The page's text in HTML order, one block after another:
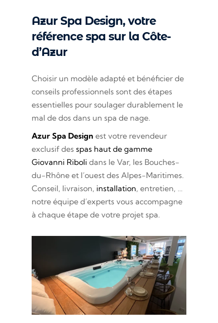
Azur Spa Design, votre
référence spa sur la Côte-
d’Azur
Choisir un modèle adapté et bénéficier de
conseils professionnels sont des étapes
essentielles pour soulager durablement le
mal de dos dans un spa de nage.
Azur Spa Design est votre revendeur
exclusif des spas haut de gamme
Giovanni Riboli dans le Var, les Bouches-
du-Rhône et l’ouest des Alpes-Maritimes.
Conseil, livraison, installation, entretien, …
notre équipe d’experts vous accompagne
à chaque étape de votre projet spa.